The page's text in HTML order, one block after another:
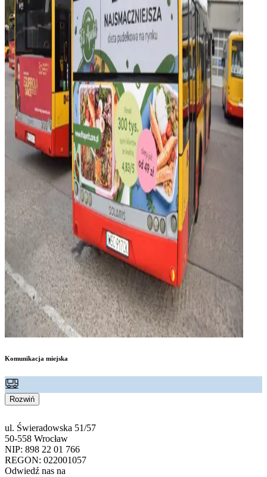
Komunikacja miejska
Rozwiń
ul. Świeradowska 51/57
50-558 Wrocław
NIP: 898 22 01 766
REGON: 022001057
Odwiedź nas na